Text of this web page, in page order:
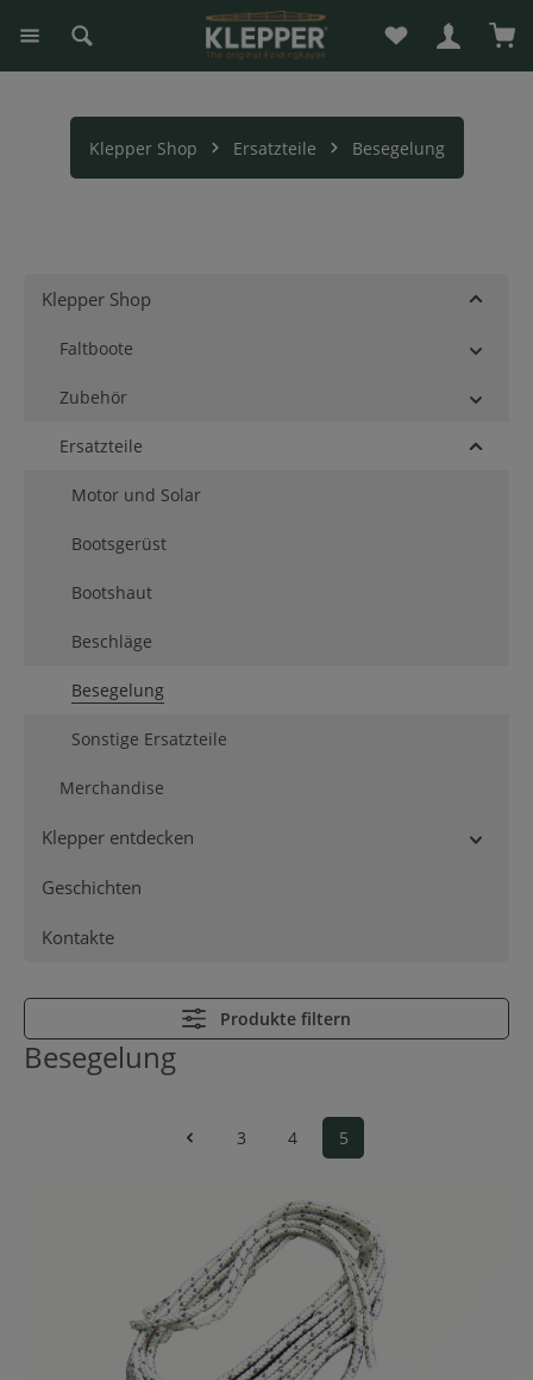
springen Du hast 0
Klepper Shop Ersatzteile Besegelung
Klepper Shop
Faltboote
Zubehör
Ersatzteile
Motor und Solar
Bootsgerüst
Bootshaut
Beschläge
Besegelung
Sonstige Ersatzteile
Merchandise
Klepper entdecken
Geschichten
Kontakte
Produkte filtern
Besegelung
Seite
3 Seite
4 Seite
5